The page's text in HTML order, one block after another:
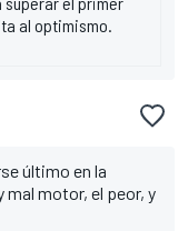
al optimismo.
último en la
mal motor, el peor, y